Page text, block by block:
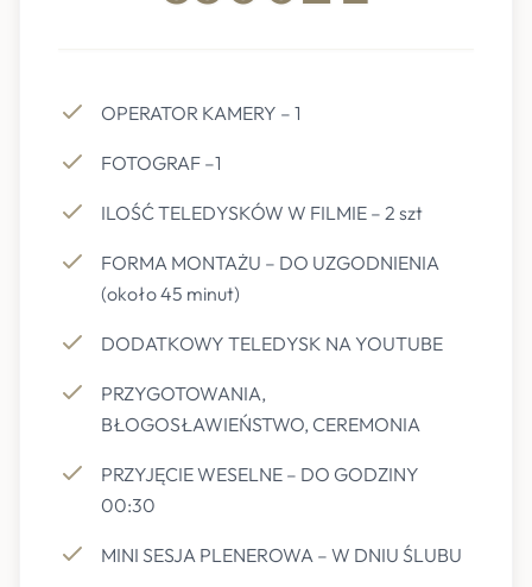
OPERATOR KAMERY – 1
FOTOGRAF –1
ILOŚĆ TELEDYSKÓW W FILMIE – 2 szt
FORMA MONTAŻU – DO UZGODNIENIA
(około 45 minut)
DODATKOWY TELEDYSK NA YOUTUBE
PRZYGOTOWANIA,
BŁOGOSŁAWIEŃSTWO, CEREMONIA
PRZYJĘCIE WESELNE – DO GODZINY
00:30
MINI SESJA PLENEROWA – W DNIU ŚLUBU